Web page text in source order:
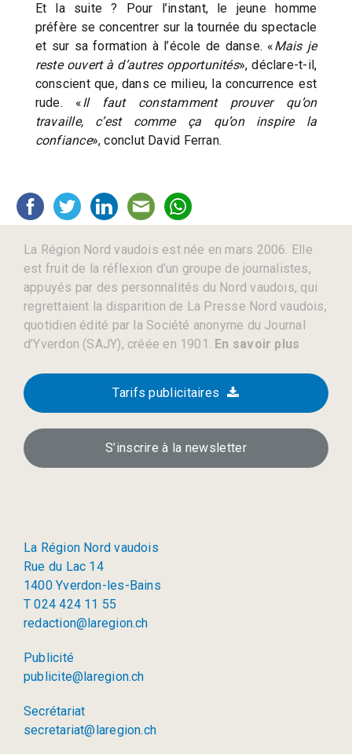
Et la suite ? Pour l’instant, le jeune homme
préfère se concentrer sur la tournée du spectacle
et sur sa formation à l’école de danse. «Mais je
reste ouvert à d’autres opportunités», déclare-t-il,
conscient que, dans ce milieu, la concurrence est
rude. «Il faut constamment prouver qu’on
travaille, c’est comme ça qu’on inspire la
confiance», conclut David Ferran.
La Région Nord vaudois est née en mars 2006. Elle
est fruit de la réflexion d’un groupe de journalistes,
appuyés par des personnalités du Nord vaudois, qui
regrettaient la disparition de La Presse Nord vaudois,
quotidien édité par la Société anonyme du Journal
d’Yverdon (SAJY), créée en 1901. En savoir plus
Tarifs publicitaires
S’inscrire à la newsletter
La Région Nord vaudois
Rue du Lac 14
1400 Yverdon-les-Bains
T 024 424 11 55
redaction@laregion.ch
Publicité
publicite@laregion.ch
Secrétariat
secretariat@laregion.ch